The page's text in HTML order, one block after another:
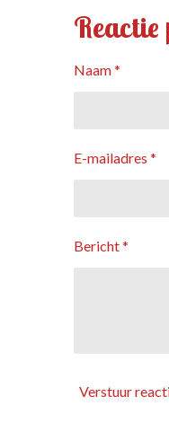
Reactie
Naam *
E-mailadres *
Bericht *
Verstuur